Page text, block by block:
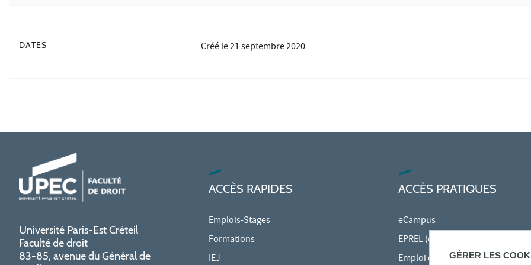
GÉRER LES
DATES Créé le21 septembre 2020
Université Paris-Est Créteil
Faculté de droit
83-85, avenue du Général de
ACCÈS RAPIDES
Emplois-Stages
Formations
IEJ
ACCÈS PRATIQUES
eCampus
EPREL (cours en ligne)
Emploi du temps en ligne (ADE)